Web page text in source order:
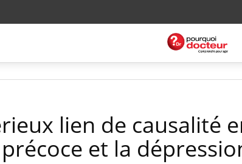
lien de causalité
et la